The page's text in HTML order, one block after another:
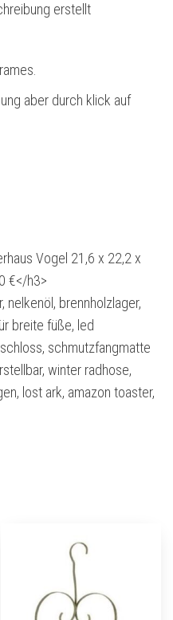
erstellt
aber durch klick auf
Vogel 21,6 x 22,2 x
€</h3>
nelkenöl, brennholzlager,
breite füße, led
schmutzfangmatte
winter radhose,
lost ark, amazon toaster,